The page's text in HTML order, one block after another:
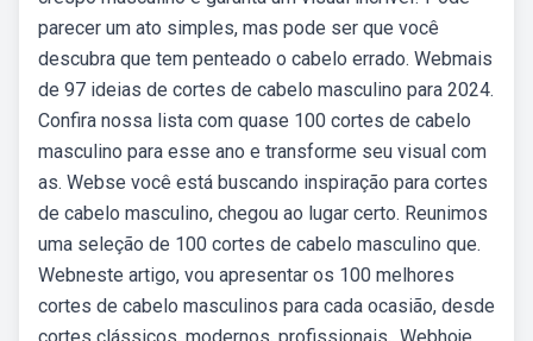
parecer um ato simples, mas pode ser que você
descubra que tem penteado o cabelo errado. Webmais
de 97 ideias de cortes de cabelo masculino para 2024.
Confira nossa lista com quase 100 cortes de cabelo
masculino para esse ano e transforme seu visual com
as. Webse você está buscando inspiração para cortes
de cabelo masculino, chegou ao lugar certo. Reunimos
uma seleção de 100 cortes de cabelo masculino que.
Webneste artigo, vou apresentar os 100 melhores
cortes de cabelo masculinos para cada ocasião, desde